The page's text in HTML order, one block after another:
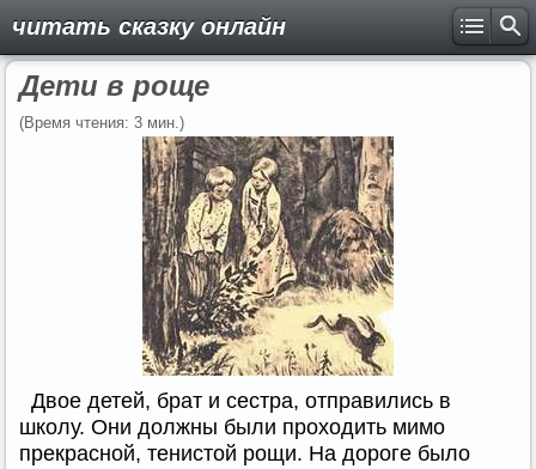
читать сказку онлайн
Дети в роще
(Время чтения: 3 мин.)
Двое детей, брат и сестра, отправились в
школу. Они должны были проходить мимо
прекрасной, тенистой рощи. На дороге было